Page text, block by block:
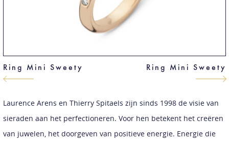
Ring Mini Sweety Ring Mini Sweety
Laurence Arens en Thierry Spitaels zijn sinds 1998 de visie van
sieraden aan het perfectioneren. Voor hen betekent het creëren
van juwelen, het doorgeven van positieve energie. Energie die